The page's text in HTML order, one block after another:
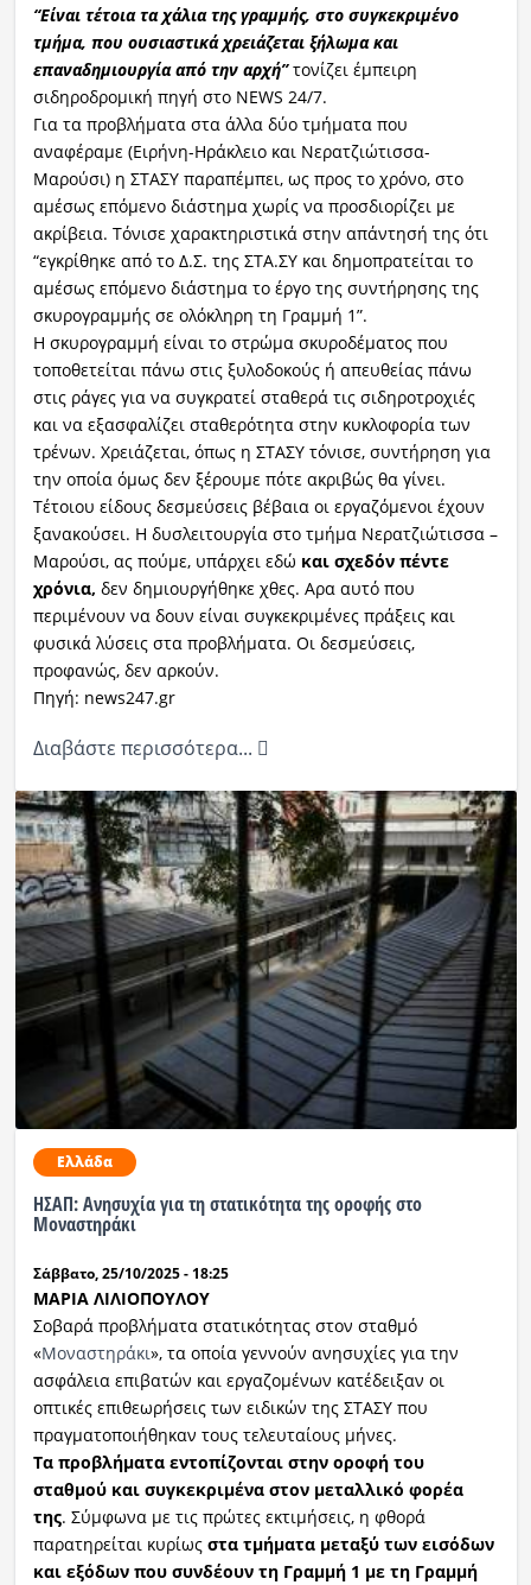
“Είναι τέτοια τα χάλια της γραμμής, στο συγκεκριμένο
τμήμα, που ουσιαστικά χρειάζεται ξήλωμα και
επαναδημιουργία από την αρχή”τονίζει έμπειρη
σιδηροδρομική πηγή στο NEWS 24/7.
Για τα προβλήματα στα άλλα δύο τμήματα που
αναφέραμε (Ειρήνη-Ηράκλειο και Νερατζιώτισσα-
Μαρούσι) η ΣΤΑΣΥ παραπέμπει, ως προς το χρόνο, στο
αμέσως επόμενο διάστημα χωρίς να προσδιορίζει με
ακρίβεια. Τόνισε χαρακτηριστικά στην απάντησή της ότι
“εγκρίθηκε από το Δ.Σ. της ΣΤΑ.ΣΥ και δημοπρατείται το
αμέσως επόμενο διάστημα το έργο της συντήρησης της
σκυρογραμμής σε ολόκληρη τη Γραμμή 1”.
Η σκυρογραμμή είναι το στρώμα σκυροδέματος που
τοποθετείται πάνω στις ξυλοδοκούς ή απευθείας πάνω
στις ράγες για να συγκρατεί σταθερά τις σιδηροτροχιές
και να εξασφαλίζει σταθερότητα στην κυκλοφορία των
τρένων. Χρειάζεται, όπως η ΣΤΑΣΥ τόνισε, συντήρηση για
την οποία όμως δεν ξέρουμε πότε ακριβώς θα γίνει.
Τέτοιου είδους δεσμεύσεις βέβαια οι εργαζόμενοι έχουν
ξανακούσει. Η δυσλειτουργία στο τμήμα Νερατζιώτισσα –
Μαρούσι, ας πούμε, υπάρχει εδώ και σχεδόν πέντε
χρόνια, δεν δημιουργήθηκε χθες. Αρα αυτό που
περιμένουν να δουν είναι συγκεκριμένες πράξεις και
φυσικά λύσεις στα προβλήματα. Οι δεσμεύσεις,
προφανώς, δεν αρκούν.
Πηγή: news247.gr
Διαβάστε περισσότερα...
Ελλάδα
ΗΣΑΠ: Ανησυχία για τη στατικότητα της οροφής στο
Μοναστηράκι
Σάββατο, 25/10/2025 - 18:25
ΜΑΡΙΑ ΛΙΛΙΟΠΟΥΛΟΥ
Σοβαρά προβλήματα στατικότητας στον σταθμό
«Μοναστηράκι», τα οποία γεννούν ανησυχίες για την
ασφάλεια επιβατών και εργαζομένων κατέδειξαν οι
οπτικές επιθεωρήσεις των ειδικών της ΣΤΑΣΥ που
πραγματοποιήθηκαν τους τελευταίους μήνες.
Τα προβλήματα εντοπίζονται στην οροφή του
σταθμού και συγκεκριμένα στον μεταλλικό φορέα
της. Σύμφωνα με τις πρώτες εκτιμήσεις, η φθορά
παρατηρείται κυρίως στα τμήματα μεταξύ των εισόδων
και εξόδων που συνδέουν τη Γραμμή 1 με τη Γραμμή